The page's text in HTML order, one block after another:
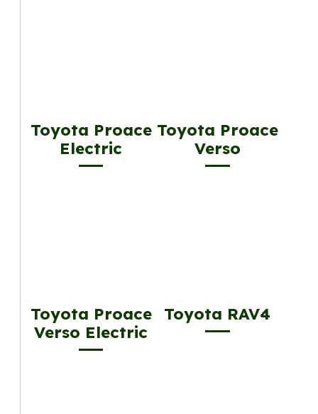
Toyota Proace
Electric
Toyota Proace
Verso
Toyota Proace
Verso Electric
Toyota RAV4